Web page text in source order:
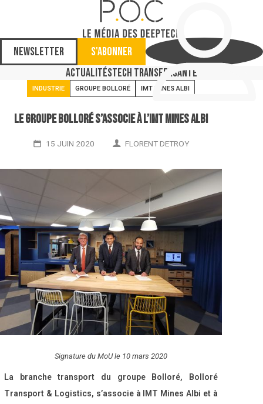
Newsletter
S'abonner
ActualitésTech TransferSanté
INDUSTRIE GROUPE BOLLORÉ IMT MINES ALBI
Le groupe Bolloré s’associe à l’IMT Mines Albi
15 JUIN 2020 FLORENT DETROY
Signature du MoU le 10 mars 2020
La branche transport du groupe Bolloré, Bolloré
Transport & Logistics, s’associe à IMT Mines Albi et à